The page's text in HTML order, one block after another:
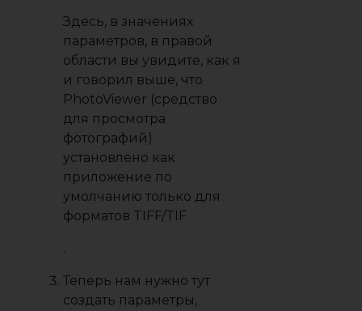
Здесь, в значениях
параметров, в правой
области вы увидите, как я
и говорил выше, что
PhotoViewer (средство
для просмотра
фотографий)
установлено как
приложение по
умолчанию только для
форматов TIFF/TIF
.
Теперь нам нужно тут
создать параметры,